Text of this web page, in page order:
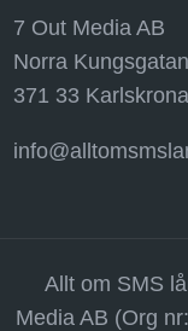
7 Out Media AB
Norra
371 33 Karlskrona
Allt om SMS
Media AB (Org